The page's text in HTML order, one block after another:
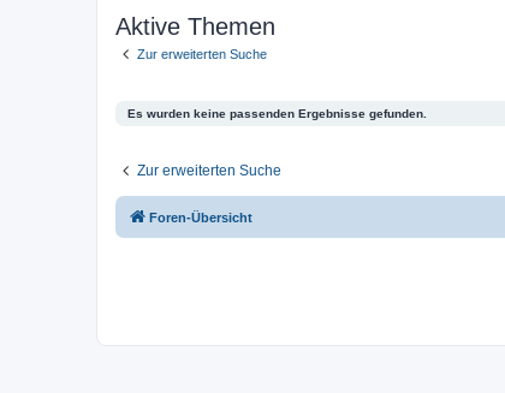
Aktive Themen
Zur erweiterten Suche
Es wurden keine passenden Ergebnisse gefunden.
Zur erweiterten Suche
Foren-Übersicht